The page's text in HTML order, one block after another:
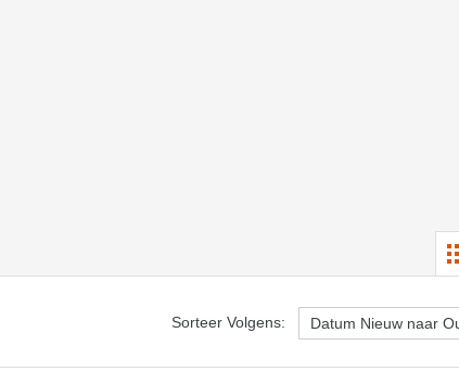
Sorteer Volgens: